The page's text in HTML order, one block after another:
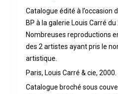
Catalogue édité à l’occasion
BP à la galerie Louis Carré
Nombreuses reproductions
des 2 artistes ayant pris le
artistique.
Paris, Louis Carré & cie, 2000.
Catalogue broché sous